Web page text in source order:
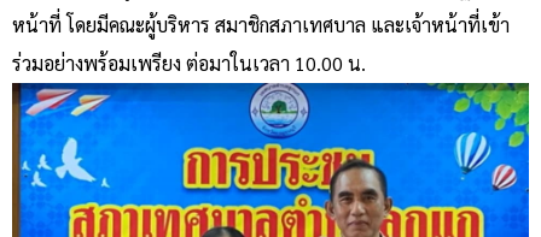
หน้าที่ โดยมีคณะผู้บริหาร สมาชิกสภาเทศบาล และเจ้าหน้าที่เข้า
ร่วมอย่างพร้อมเพรียง ต่อมาในเวลา 10.00 น.